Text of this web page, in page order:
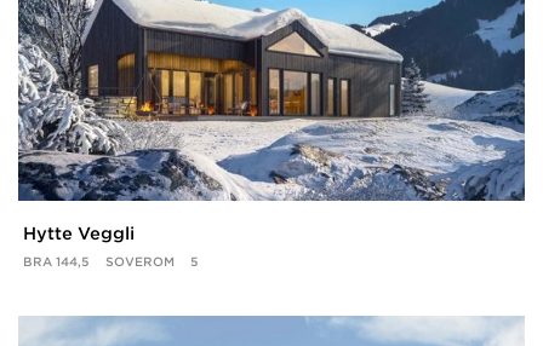
Hytte Veggli
BRA 144,5 SOVEROM 5